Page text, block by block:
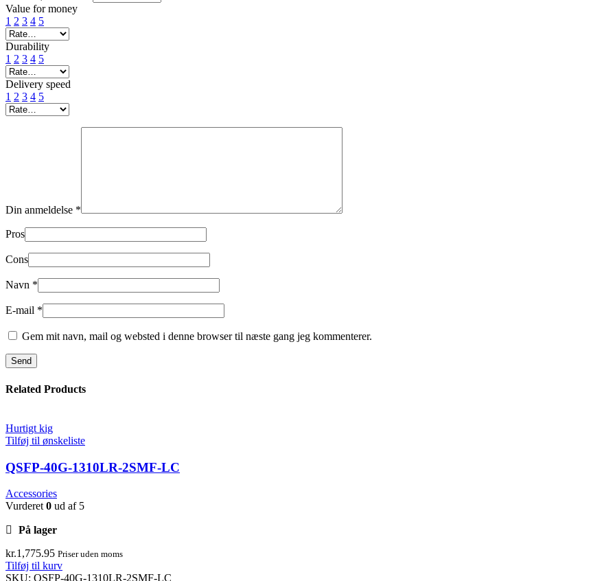
Value for money
1 2 3 4 5
Durability
1 2 3 4 5
Delivery speed
1 2 3 4 5
Din anmeldelse *
Pros
Cons
Navn *
E-mail *
Gem mit navn, mail og websted i denne browser til næste gang jeg kommenterer.
Related Products
Hurtigt kig
Tilføj til ønskeliste
QSFP-40G-1310LR-2SMF-LC
Accessories
Vurderet 0 ud af 5
På lager
kr.1,775.95 Priser uden moms
Tilføj til kurv
SKU: QSFP-40G-1310LR-2SMF-LC